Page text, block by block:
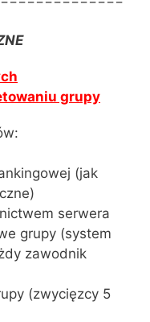
grupy
(jak
serwera
grupy (system
zawodnik
(zwycięzcy 5